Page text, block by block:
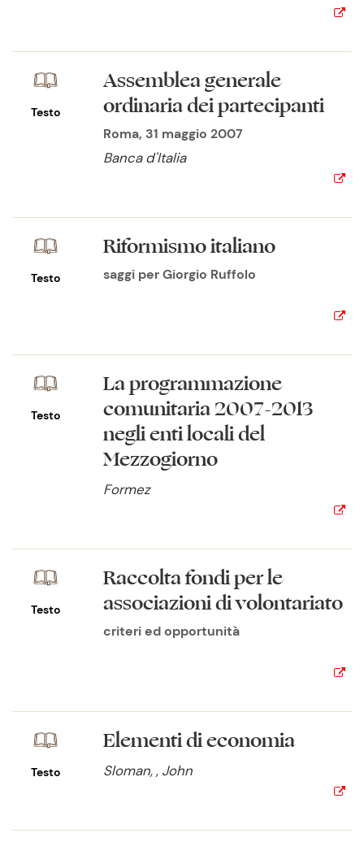
Testo
Assemblea generale
ordinaria dei partecipanti
Roma, 31 maggio 2007
Banca d'Italia
Testo
Riformismo italiano
saggi per Giorgio Ruffolo
Testo
La programmazione
comunitaria 2007-2013
negli enti locali del
Mezzogiorno
Formez
Testo
Raccolta fondi per le
associazioni di volontariato
criteri ed opportunità
Testo
Elementi di economia
Sloman, , John